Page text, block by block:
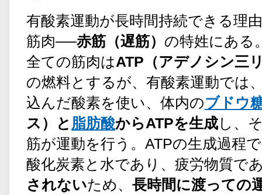
有酸素運動が長時間持続できる理
筋肉──赤筋（遅筋） の特姓にある
全ての筋肉はATP（アデノシン三
の燃料とするが、有酸素運動では
込んだ酸素を使い、体内のブドウ
ス）と 脂肪酸からATPを生成し、
筋が運動を行う。ATPの生成過程
酸化炭素と水であり、疲労物質で
されないため、 長時間に渡っての